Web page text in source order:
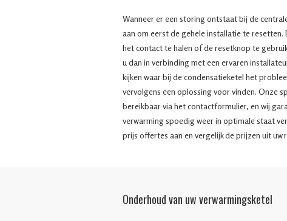
Wanneer er een storing ontstaat bij de
aan om eerst de gehele installatie te
het contact te halen of de resetknop te
u dan in verbinding met een ervaren
kijken waar bij de condensatieketel het
vervolgens een oplossing voor vinden. Onze
bereikbaar via het contactformulier, en wij
verwarming spoedig weer in optimale staat
prijs offertes aan en vergelijk de prijzen uit uw
Onderhoud van uw verwarmingsketel